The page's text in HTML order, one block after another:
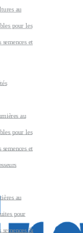
au
pour les
et
au
pour les
et
au
pour
&